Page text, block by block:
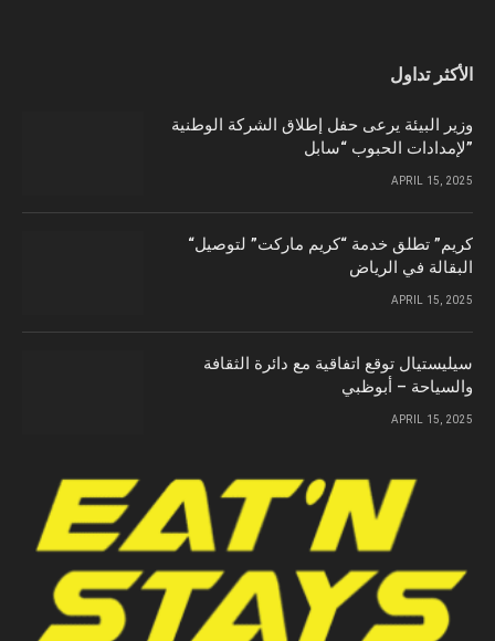
الأكثر تداول
وزير البيئة يرعى حفل إطلاق الشركة الوطنية
لإمدادات الحبوب “سابل”
APRIL 15, 2025
“كريم” تطلق خدمة “كريم ماركت” لتوصيل
البقالة في الرياض
APRIL 15, 2025
سيليستيال توقع اتفاقية مع دائرة الثقافة
والسياحة – أبوظبي
APRIL 15, 2025